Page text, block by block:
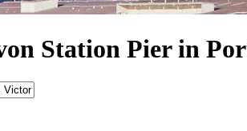
Station Pier in